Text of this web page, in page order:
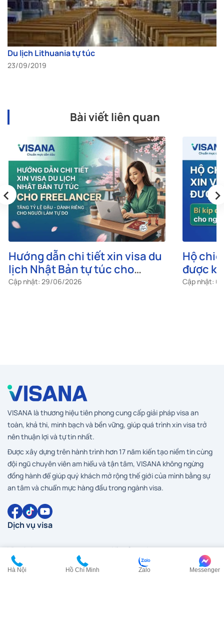
Du lịch Lithuania tự túc
23/09/2019
Bài viết liên quan
Hướng dẫn chi tiết xin visa du
lịch Nhật Bản tự túc cho
freelancer
Cập nhật: 29/06/2026
Hộ
được
cho
Cập nhật:
‹ ›
VISANA là thương hiệu tiên phong cung cấp giải pháp visa an
toàn, khả thi, minh bạch và bền vững, giúp quá trình xin visa trở
nên thuận lợi và tự tin nhất.
Được xây dựng trên hành trình hơn 17 năm kiến tạo niềm tin cùng
đội ngũ chuyên viên am hiểu và tận tâm, VISANA không ngừng
đồng hành để giúp quý khách mở rộng thế giới của mình bằng sự
an tâm và chuẩn mực hàng đầu trong ngành visa.
Dịch vụ visa
Visa Anh
Visa Canada
Visa Đài Loan
Visa Hàn Quốc
Hà Nội Hồ Chí Minh Zalo Messenger